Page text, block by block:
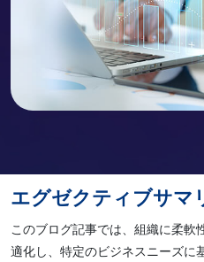
エグゼクティブサマ
このブログ記事では、組織に柔軟
適化し、特定のビジネスニーズに